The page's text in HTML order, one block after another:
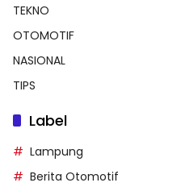
TEKNO
OTOMOTIF
NASIONAL
TIPS
Label
Lampung
Berita Otomotif